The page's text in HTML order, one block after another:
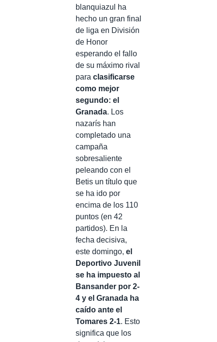
blanquiazul ha
hecho un gran final
de liga en División
de Honor
esperando el fallo
de su máximo rival
para clasificarse
como mejor
segundo: el
Granada. Los
nazarís han
completado una
campaña
sobresaliente
peleando con el
Betis un título que
se ha ido por
encima de los 110
puntos (en 42
partidos). En la
fecha decisiva,
este domingo, el
Deportivo Juvenil
se ha impuesto al
Bansander por 2-
4 y el Granada ha
caído ante el
Tomares 2-1. Esto
significa que los